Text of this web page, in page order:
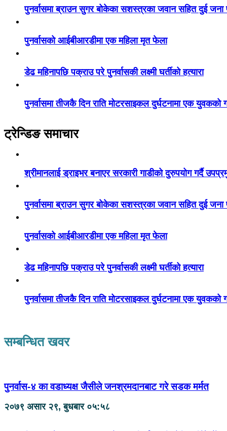
पुनर्वासमा ब्राउन सुगर बोकेका सशस्त्रका जवान सहित दुई जना
पुनर्वासको आईबीआरडीमा एक महिला मृत फेला
डेढ महिनापछि पक्राउ परे पुनर्वासकी लक्ष्मी घर्तीको हत्यारा
पुनर्वासमा तीजकै दिन राति मोटरसाइकल दुर्घटनामा एक युवकको
ट्रेन्डिङ समाचार
श्रीमानलाई ड्राइभर बनाएर सरकारी गाडीको दुरुपयोग गर्दै
पुनर्वासमा ब्राउन सुगर बोकेका सशस्त्रका जवान सहित दुई जना
पुनर्वासको आईबीआरडीमा एक महिला मृत फेला
डेढ महिनापछि पक्राउ परे पुनर्वासकी लक्ष्मी घर्तीको हत्यारा
पुनर्वासमा तीजकै दिन राति मोटरसाइकल दुर्घटनामा एक युवकको
सम्बन्धित खवर
पुनर्वास-४ का वडाध्यक्ष जैसीले जनश्रमदानबाट गरे सडक मर्मत
२०७९ असार २९, बुधबार ०५:५८